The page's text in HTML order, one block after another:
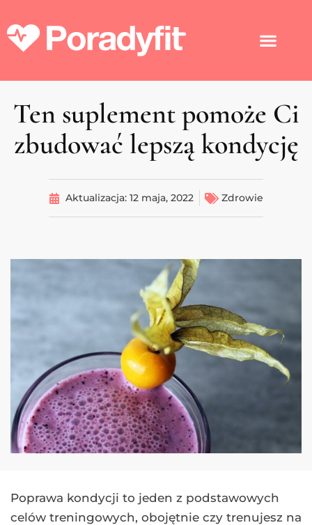
Ten suplement pomoże Ci
zbudować lepszą kondycję
Aktualizacja: 12 maja, 2022 Zdrowie
Poprawa kondycji to jeden z podstawowych
celów treningowych, obojętnie czy trenujesz na